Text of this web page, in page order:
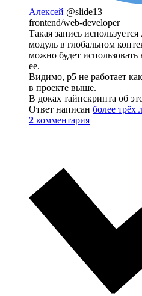
Алексей @slide13
frontend/web-developer
Такая запись
модуль в глобальном
можно будет
ее.
Видимо, p5 не работает
в проекте выше.
В доках тайпскрипта об
Ответ написан более трёх
2 комментария